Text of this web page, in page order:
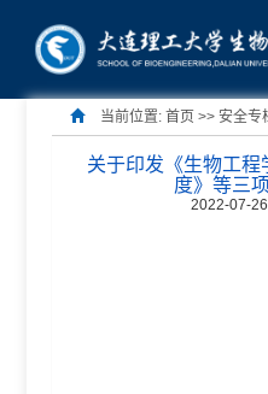
当前位置: 首页 >> 安全专
关于印发《生物工程
度》等三
2022-07-